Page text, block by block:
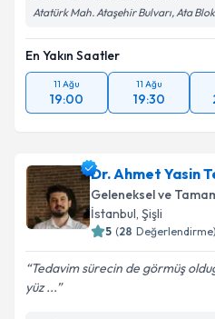
Atatürk Mah. Ataşehir Bulvarı, Ata
En Yakın Saatler
11 Ağu
19:00
11 Ağu
19:30
Dr. Ahmet Yasin
Geleneksel ve
İstanbul, Şişli
5 (28 Değerlendirme)
Tedavim sürecin de görmüş
yüz ...